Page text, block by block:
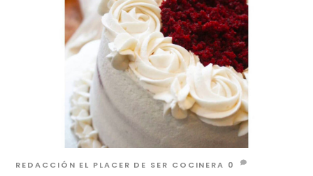
REDACCIÓN EL PLACER DE SER COCINERA 0